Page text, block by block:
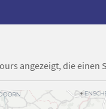
angezeigt, die einen